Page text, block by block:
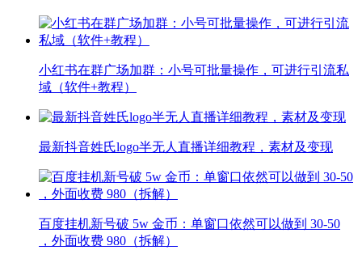
小红书在群广场加群：小号可批量操作，可进行引流私
域（软件+教程）
最新抖音姓氏logo半无人直播详细教程，素材及变现
百度挂机新号破 5w 金币：单窗口依然可以做到 30-50
，外面收费 980（拆解）